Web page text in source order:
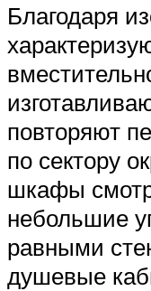
Благодаря
повторяют
по сектору
шкафы
небольшие
равными
душевые